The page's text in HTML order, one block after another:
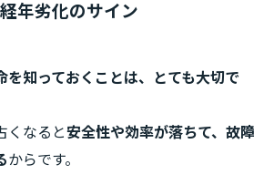
年劣化のサイン
を知っておくことは、とても大切で
くなると安全性や効率が落ちて、故障
からです。